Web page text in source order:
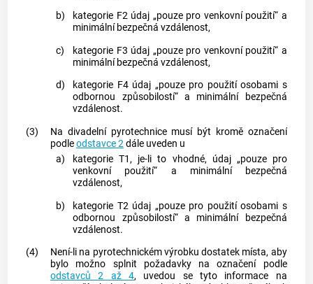
b)
kategorie F2 údaj „pouze pro venkovní použití“ a
minimální bezpečná vzdálenost,
c)
kategorie F3 údaj „pouze pro venkovní použití“ a
minimální bezpečná vzdálenost,
d)
kategorie F4 údaj „pouze pro použitíosobami s
odbornou způsobilostí“ a minimální bezpečná
vzdálenost.
(3)
Na divadelní pyrotechnicemusí být kromě označení
podleodstavce 2dále uveden u
a)
kategorie T1, je-li to vhodné, údaj „pouze pro
venkovní použití“ a minimální bezpečná
vzdálenost,
b)
kategorie T2 údaj „pouze pro použitíosobami s
odbornou způsobilostí“ a minimální bezpečná
vzdálenost.
(4)
Není-li na pyrotechnickém výrobku dostatek místa, aby
bylo možno splnit požadavky na označení podle
odstavců 2 až 4, uvedou se tyto informace na